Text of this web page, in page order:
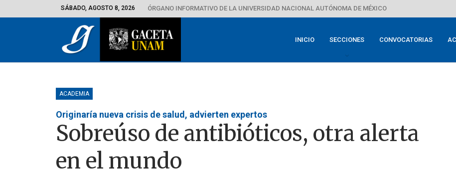
SÁBADO, AGOSTO 8, 2026 ÓRGANO INFORMATIVO DE LA UNIVERSIDAD NACIONAL AUTÓNOMA DE MÉXICO
INICIO SECCIONES CONVOCATORIAS
ACADEMIA
Originaría nueva crisis de salud, advierten expertos
Sobreúso de antibióticos, otra alerta
en el mundo